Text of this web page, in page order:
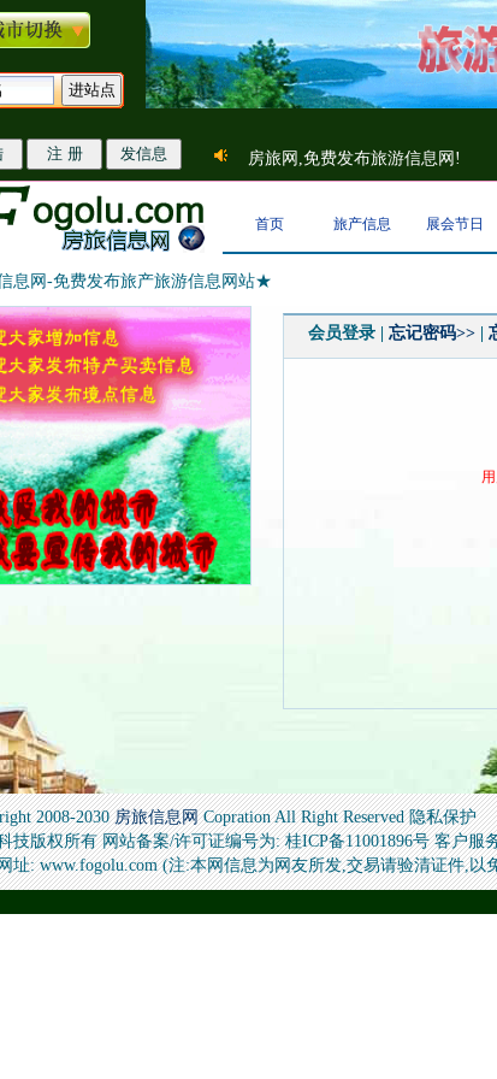
房旅网,免费发布旅游信息网!
首页 旅产信息 展会节日
息网-免费发布旅产旅游信息网站★
会员登录 | 忘记密码>>
2008-2030房旅信息网Copration All Right Reserved 隐私保护
技版权所有 网站备案/许可证编号为: 桂ICP备11001896号 客户服
址: www.fogolu.com (注:本网信息为网友所发,交易请验清证件,以